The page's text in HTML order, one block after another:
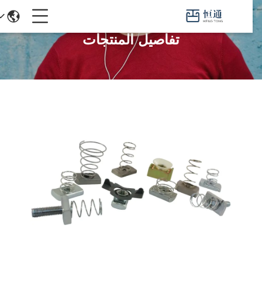
تفاصيل المنتجات